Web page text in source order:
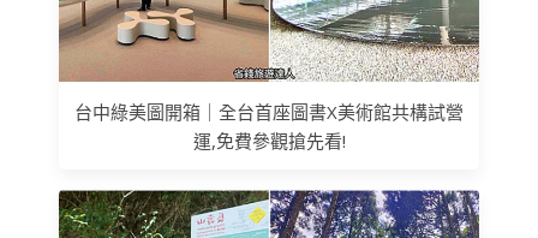
台中綠美圖開箱｜全台首座圖書X美術館共構試營
運,免費參觀搶先看!